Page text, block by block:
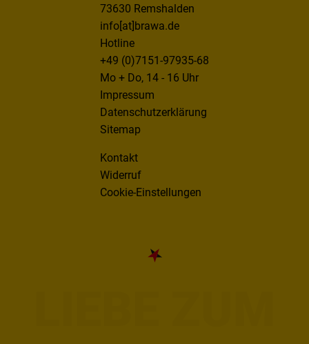
73630 Remshalden
info[at]brawa.de
Hotline
+49 (0)7151-97935-68
Mo + Do, 14 - 16 Uhr
Impressum
Datenschutzerklärung
Sitemap
Kontakt
Widerruf
Cookie-Einstellungen